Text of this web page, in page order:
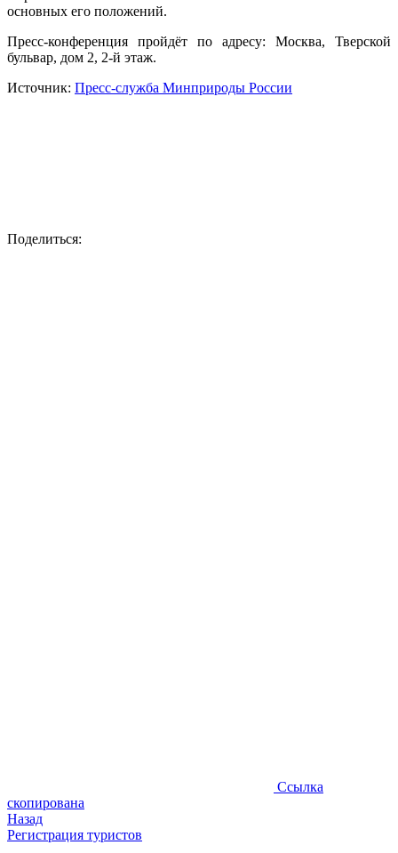
С.Донской представит планы России по ратификации
основных его положений.
бульвар, дом 2, 2-й этаж.
скопирована